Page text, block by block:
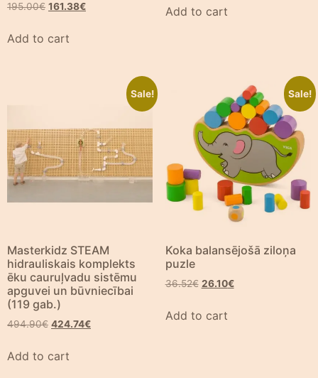
195.00€ 161.38€
Add to cart
Add to cart
Sale!
Masterkidz STEAM
hidrauliskais komplekts
ēku cauruļvadu sistēmu
apguvei un būvniecībai
(119 gab.)
494.90€ 424.74€
Add to cart
Sale!
Koka balansējošā ziloņa
puzle
36.52€ 26.10€
Add to cart